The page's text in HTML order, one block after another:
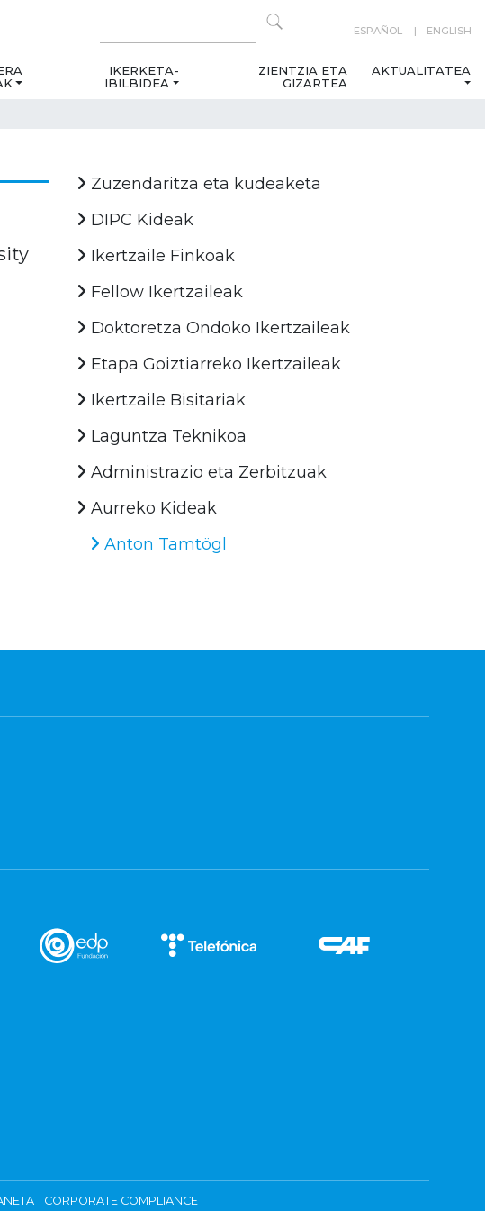
ESPAÑOL ENGLISH
IKERKETA-
IBILBIDEA
ZIENTZIA ETA
GIZARTEA
AKTUALITATEA
Zuzendaritza eta kudeaketa
DIPC Kideak
Ikertzaile Finkoak
Fellow Ikertzaileak
Doktoretza Ondoko Ikertzaileak
Etapa Goiztiarreko Ikertzaileak
Ikertzaile Bisitariak
Laguntza Teknikoa
Administrazio eta Zerbitzuak
Aurreko Kideak
Anton Tamtögl
CORPORATE COMPLIANCE